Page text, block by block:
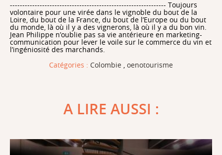
--------------------------------------------------------------- Toujours
volontaire pour une virée dans le vignoble du bout de la
Loire, du bout de la France, du bout de l’Europe ou du bout
du monde, là où il y a des vignerons, là où il y a du bon vin.
Jean Philippe n’oublie pas sa vie antérieure en marketing-
communication pour lever le voile sur le commerce du vin et
l’ingéniosité des marchands.
Catégories : Colombie , oenotourisme
A LIRE AUSSI :